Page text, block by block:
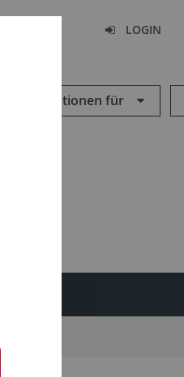
LOGIN
Informationen für